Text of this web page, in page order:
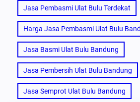
Jasa Pembasmi Ulat Bulu Terdekat
Harga Jasa Pembasmi Ulat Bulu
Jasa Basmi Ulat Bulu Bandung
Jasa Pembersih Ulat Bulu Bandung
Jasa Semprot Ulat Bulu Bandung